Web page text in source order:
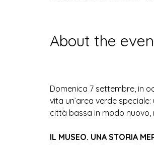
About the
Domenica 7 settembre, in
vita un’area verde
città bassa in modo
IL MUSEO. UNA STORIA